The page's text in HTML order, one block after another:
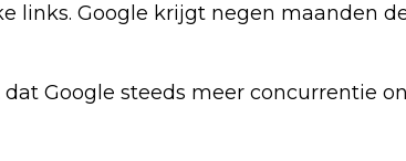
links. Google krijgt negen maanden
Google steeds meer concurrentie